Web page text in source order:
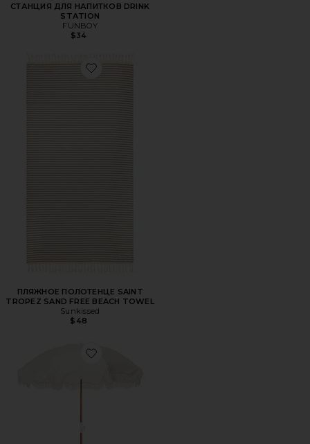
СТАНЦИЯ ДЛЯ НАПИТКОВ DRINK
STATION
FUNBOY
$34
Favorite ПЛЯЖНОЕ ПОЛОТЕНЦЕ SAINT TROPEZ SAND
ПЛЯЖНОЕ ПОЛОТЕНЦЕ SAINT
TROPEZ SAND FREE BEACH TOWEL
Sunkissed
$48
Favorite ЗОНТ HOLIDAY